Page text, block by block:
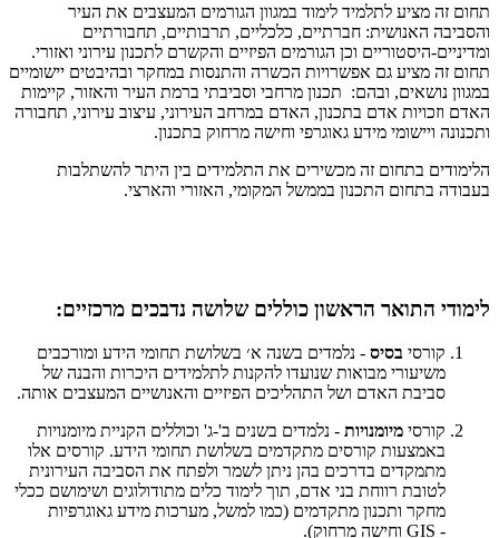
תחום זה מציע לתלמיד לימוד במגוון הגורמים המעצבים את העיר
והסביבה האנושית: חברתיים, כלכליים, תרבותיים, תחבורתיים
ומדיניים-היסטוריים וכן הגורמים הפיזיים והקשרם לתכנון עירוני ואזורי.
תחום זה מציע גם אפשרויות הכשרה והתנסות במחקר ובהיבטים יישומיים
במגוון נושאים, ובהם: תכנון מרחבי וסביבתי ברמת העיר והאזור, קיימות
האדם וזכויות אדם בתכנון, האדם במרחב העירוני, עיצוב עירוני, תחבורה
ותכנונה ויישומי מידע גאוגרפי וחישה מרחוק בתכנון.
הלימודים בתחום זה מכשירים את התלמידים בין היתר להשתלבות
בעבודה בתחום התכנון בממשל המקומי, האזורי והארצי.
לימודי התואר הראשון כוללים שלושה נדבכים מרכזיים:
קורסי בסיס - נלמדים בשנה א׳ בשלושת תחומי הידע ומורכבים
משיעורי מבואות שנועדו להקנות לתלמידים היכרות והבנה של
סביבת האדם ושל התהליכים הפיזיים והאנושיים המעצבים אותה.
קורסי מיומנויות - נלמדים בשנים ב'-ג' וכוללים הקניית מיומנויות
באמצעות קורסים מתקדמים בשלושת תחומי הידע. קורסים אלו
מתמקדים בדרכים בהן ניתן לשמר ולפתח את הסביבה העירונית
לטובת רווחת בני אדם, תוך לימוד כלים מתודולוגים ושימושם ככלי
מחקר ותכנון מתקדמים (כמו למשל, מערכות מידע גאוגרפיות
-
GIS וחישה מרחוק).